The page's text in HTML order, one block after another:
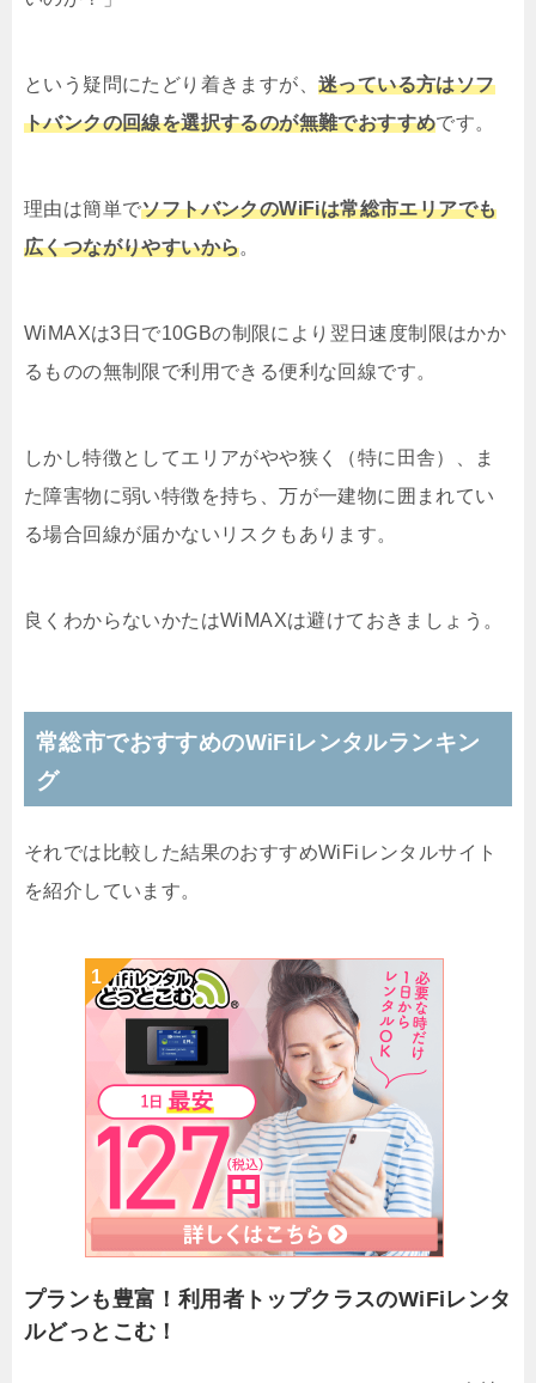
という疑問にたどり着きますが、 迷っている方はソフ
トバンクの回線を選択するのが無難でおすすめです。
理由は簡単でソフトバンクのWiFiは常総市エリアでも
広くつながりやすいから。
WiMAXは3日で10GBの制限により翌日速度制限はかか
るものの無制限で利用できる便利な回線です。
しかし特徴としてエリアがやや狭く（特に田舎）、ま
た障害物に弱い特徴を持ち、万が一建物に囲まれてい
る場合回線が届かないリスクもあります。
良くわからないかたはWiMAXは避けておきましょう。
常総市でおすすめのWiFiレンタルランキン
グ
それでは比較した結果のおすすめWiFiレンタルサイト
を紹介しています。
プランも豊富！利用者トップクラスのWiFiレンタ
ルどっとこむ！